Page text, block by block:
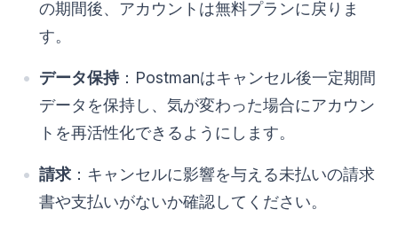
の期間後、アカウントは無料プランに戻りま
す。
データ保持：Postmanはキャンセル後一定期間
データを保持し、気が変わった場合にアカウン
トを再活性化できるようにします。
請求 ：キャンセルに影響を与える未払いの請求
書や支払いがないか確認してください。